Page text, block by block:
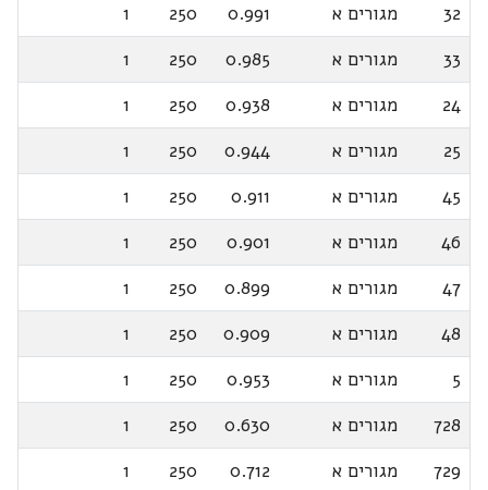
32
מגורים א 0.991
250
1
33
מגורים א 0.985
250
1
24
מגורים א 0.938
250
1
25
מגורים א 0.944
250
1
45
מגורים א 0.911
250
1
46
מגורים א 0.901
250
1
47
מגורים א 0.899
250
1
48
מגורים א 0.909
250
1
5
מגורים א 0.953
250
1
728
מגורים א 0.630
250
1
729
מגורים א 0.712
250
1